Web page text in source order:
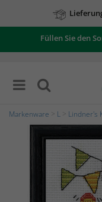
Füllen Sie den
Markenware L Lindner's